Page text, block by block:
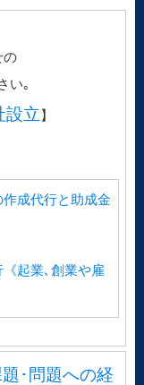
の
い｡
設立】
成代行と助成金
起業､創業や雇
･問題への経